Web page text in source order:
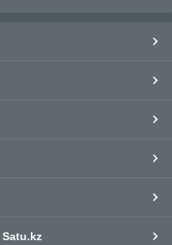
Satu.kz